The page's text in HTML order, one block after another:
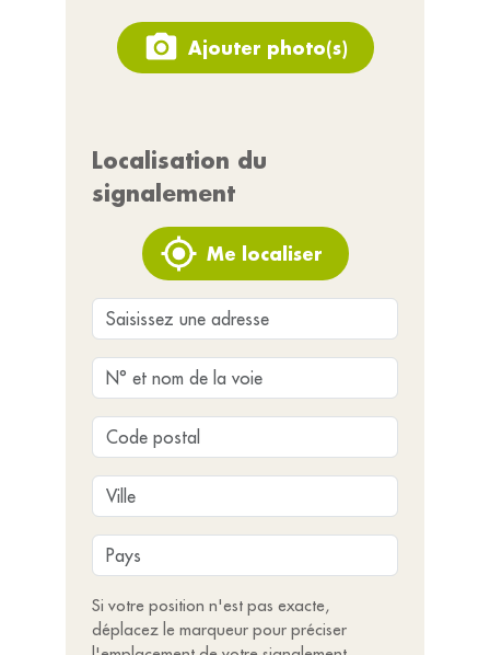
Ajouter photo(s)
Localisation du
signalement
Me localiser
Si votre position n'est pas exacte,
déplacez le marqueur pour préciser